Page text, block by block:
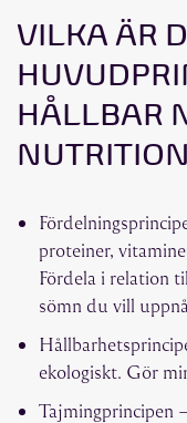
VILKA ÄR
HÅLLBAR
proteiner,
Fördela i relation
sömn du vill
ekologiskt. Gör
Tajmingprincipen